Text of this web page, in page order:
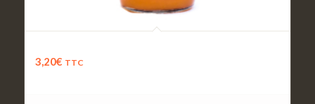
3,20€ TTC